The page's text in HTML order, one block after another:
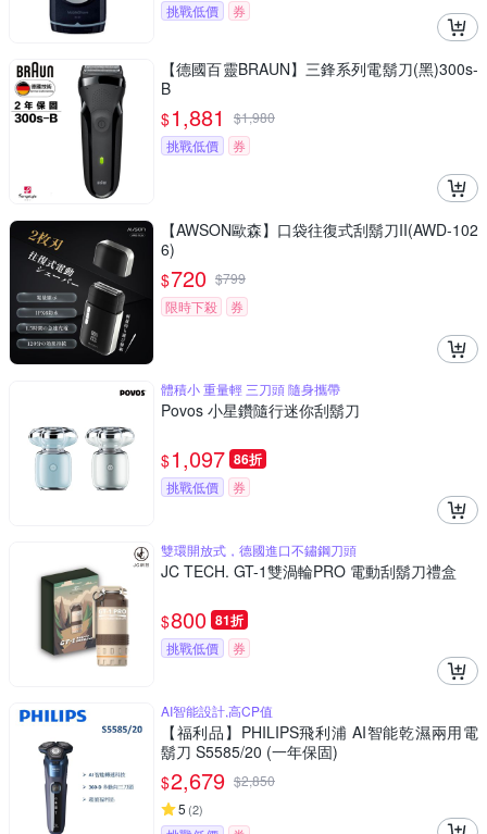
挑戰低價 券
【德國百靈BRAUN】三鋒系列電鬍刀(黑)300s-
B
$1,881 $1,980
挑戰低價
券
【AWSON歐森】口袋往復式刮鬍刀II(AWD-102
6)
$720 $799
限時下殺
券
體積小 重量輕 三刀頭 隨身攜帶
Povos 小星鑽隨行迷你刮鬍刀
$1,097 86折
挑戰低價 券
雙環開放式，德國進口不鏽鋼刀頭
JC TECH. GT-1雙渦輪PRO 電動刮鬍刀禮盒
$800 81折
挑戰低價 券
AI智能設計,高CP值
【福利品】PHILIPS飛利浦 AI智能乾濕兩用電
鬍刀 S5585/20 (一年保固)
$2,679 $2,850
5 (2)